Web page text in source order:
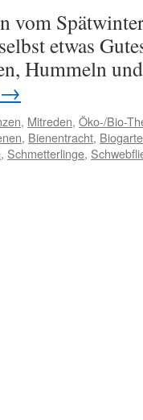
vom
etwas
Hummeln
→
, Mitreden, Öko-/Bio-
, Bienentracht,
, Schmetterlinge,